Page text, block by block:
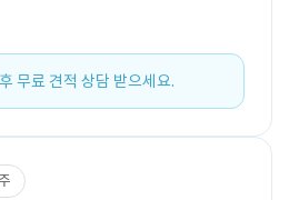
무료 견적 상담 받으세요.